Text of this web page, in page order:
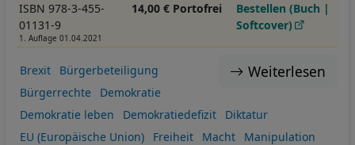
ISBN 978-3-455-
01131-9
1. Auflage 01.04.2021
14,00 € Portofrei
Bestellen (Buch |
Softcover)
Weiterlesen
Brexit
Bürgerbeteiligung
Bürgerrechte
Demokratie
Demokratie leben
Demokratiedefizit
Diktatur
EU (Europäische Union)
Freiheit Macht
Manipulation